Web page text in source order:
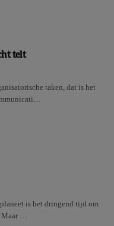
telt
taken, dat is het
is het dringend tijd om
Maar …